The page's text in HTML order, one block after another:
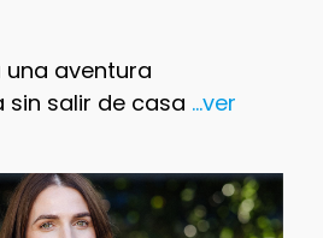
una aventura
salir de casa ...ver